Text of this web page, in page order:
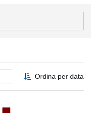
Ordina per data